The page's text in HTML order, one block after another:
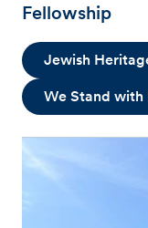
Fellowship
Jewish
We Stand with